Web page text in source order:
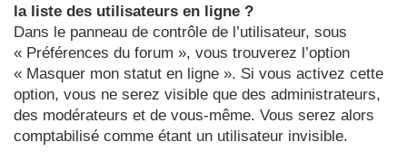
la liste des utilisateurs en ligne ?
Dans le panneau de contrôle de l’utilisateur, sous
« Préférences du forum », vous trouverez l’option
« Masquer mon statut en ligne ». Si vous activez cette
option, vous ne serez visible que des administrateurs,
des modérateurs et de vous-même. Vous serez alors
comptabilisé comme étant un utilisateur invisible.